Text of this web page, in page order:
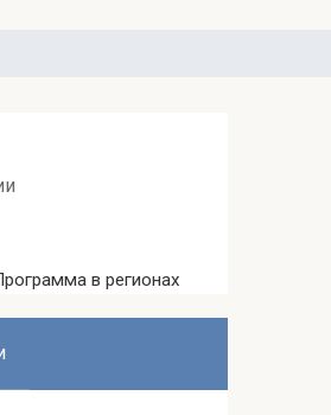
в регионах